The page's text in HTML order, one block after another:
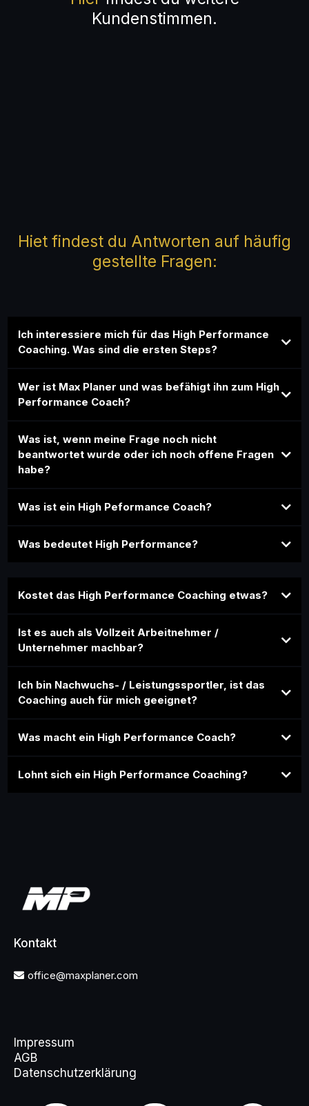
Kundenstimmen.
Hiet findest du Antworten auf häufig
gestellte Fragen:
Ich interessiere mich für das High Performance
Coaching. Was sind die ersten Steps?
Wer ist Max Planer und was befähigt ihn zum High
Performance Coach?
Was ist, wenn meine Frage noch nicht
beantwortet wurde oder ich noch offene Fragen
habe?
Was ist ein High Peformance Coach?
Was bedeutet High Performance?
Kostet das High Performance Coaching etwas?
Ist es auch als Vollzeit Arbeitnehmer /
Unternehmer machbar?
Ich bin Nachwuchs- / Leistungssportler, ist das
Coaching auch für mich geeignet?
Was macht ein High Performance Coach?
Lohnt sich ein High Performance Coaching?
Kontakt
office@maxplaner.com
Impressum
AGB
Datenschutzerklärung